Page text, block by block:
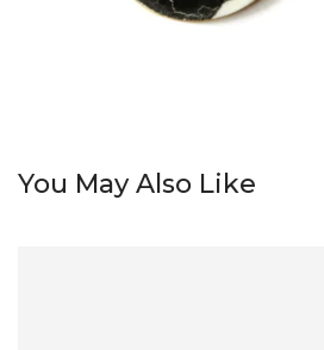
You May Also Like